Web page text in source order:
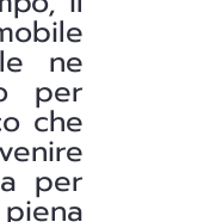
ne
per
che
per